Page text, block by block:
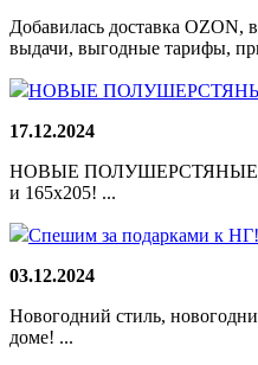
Добавилась доставка
выдачи, выгодные тарифы,
НОВЫЕ
17.12.2024
НОВЫЕ ПОЛУШЕРСТЯНЫЕ
и 165х205! ...
Спешим за подарками к НГ!
03.12.2024
Новогодний стиль,
доме! ...